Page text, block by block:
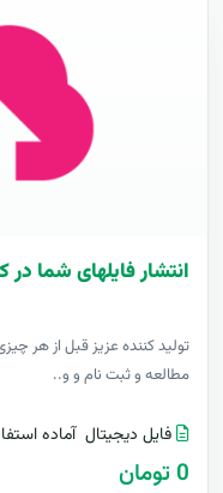
انتشار فایلهای شما در
توليد کننده عزيز قبل از هر
مطالعه و ثبت نام و و..
فایل دیجیتال آماده
0 تومان